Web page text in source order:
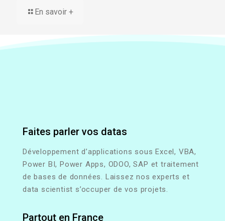
En savoir +
Faites parler vos datas
Développement d’applications sous Excel, VBA,
Power BI, Power Apps, ODOO, SAP et traitement
de bases de données. Laissez nos experts et
data scientist s’occuper de vos projets.
Partout en France